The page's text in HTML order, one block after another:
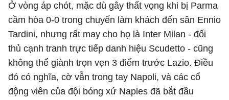
Ở vòng áp chót, mặc dù gây thất vọng khi bị Parma
cầm hòa 0-0 trong chuyến làm khách đến sân Ennio
Tardini, nhưng rất may cho họ là Inter Milan - đối
thủ cạnh tranh trực tiếp danh hiệu Scudetto - cũng
không thể giành trọn vẹn 3 điểm trước Lazio. Điều
đó có nghĩa, cờ vẫn trong tay Napoli, và các cổ
động viên của đội bóng xứ Naples đã bắt đầu